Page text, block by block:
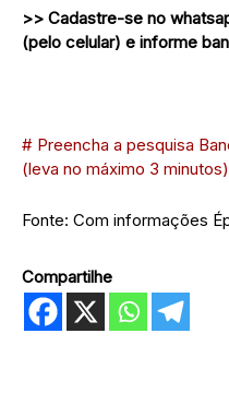
>> Cadastre-se no
(pelo celular) e informe
# Preencha a pesquisa
(leva no máximo 3 minutos)
Fonte: Com informações
Compartilhe